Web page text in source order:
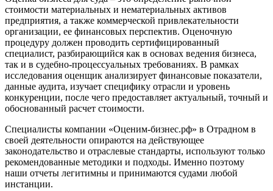
стоимости материальных и нематериальных активов
предприятия, а также коммерческой привлекательности
организации, ее финансовых перспектив. Оценочную
процедуру должен проводить сертифицированный
специалист, разбирающийся как в основах ведения бизнеса,
так и в судебно-процессуальных требованиях. В рамках
исследования оценщик анализирует финансовые показатели,
данные аудита, изучает специфику отрасли и уровень
конкуренции, после чего предоставляет актуальный, точный и
обоснованный расчет стоимости.
Специалисты компании «Оценим-бизнес.рф» в Отрадном в
своей деятельности опираются на действующее
законодательство и отраслевые стандарты, используют только
рекомендованные методики и подходы. Именно поэтому
наши отчеты легитимны и принимаются судами любой
инстанции.
Батайск
Бахчисарай
Белая Калитва
Белгород
Белебей
Белово
Белогорск
Белорецк
Белоярский
Бердск
Березники
Бийск
Биробиджан